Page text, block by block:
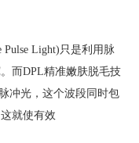
Light)只是利用脉
而DPL精准嫩肤脱毛技
冲光，这个波段同时包
就使有效